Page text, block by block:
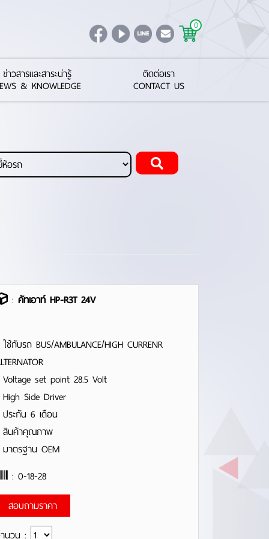
0
ข่าวสารและสาระน่ารู้
& KNOWLEDGE
ติดต่อเรา
CONTACT US
: คัทเอาท์ HP-R3T 24V
ช้กับรถ BUS/AMBULANCE/HIGH CURRENR
set point 28.5 Volt
Side Driver
ระกัน 6 เดือน
นค้าคุณภาพ
าตรฐาน OEM
: 0-18-28
สอบถามราคา
นวน :